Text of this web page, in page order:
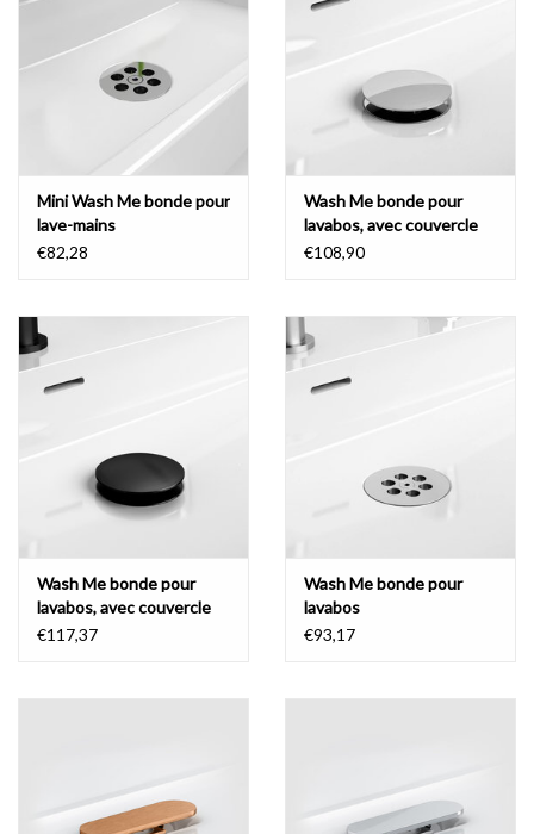
Mini Wash Me bonde pour
lave-mains
€82,28
Wash Me bonde pour
lavabos, avec couvercle
€108,90
Wash Me bonde pour
lavabos, avec couvercle
€117,37
Wash Me bonde pour
lavabos
€93,17